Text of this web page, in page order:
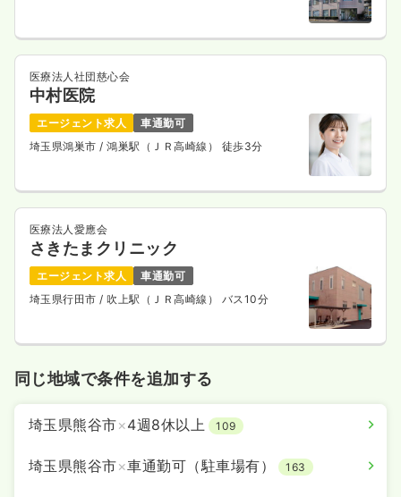
医療法人社団慈心会
中村医院
エージェント求人
車通勤可
埼玉県鴻巣市 / 鴻巣駅（ＪＲ高崎線） 徒歩3分
医療法人愛應会
さきたまクリニック
エージェント求人
車通勤可
埼玉県行田市 / 吹上駅（ＪＲ高崎線） バス10分
同じ地域で条件を追加する
埼玉県熊谷市×4週8休以上 109
埼玉県熊谷市×車通勤可（駐車場有） 163